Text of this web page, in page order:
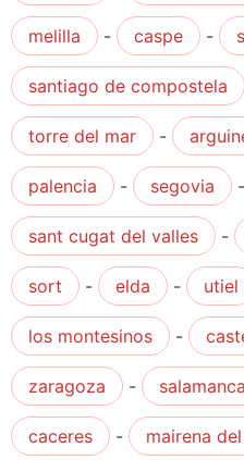
melilla - caspe -
santiago de compostela
torre del mar -
palencia - segovia -
sant cugat del valles -
sort - elda - utiel
los montesinos -
zaragoza - salamanca
caceres - mairena